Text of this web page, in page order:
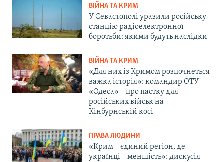
ВІЙНА ТА КРИМ
У Севастополі уразили російську
станцію радіоелектронної
боротьби: якими будуть наслідки
ВІЙНА ТА КРИМ
«Для них із Кримом розпочнеться
важка історія»: командир ОТУ
«Одеса» – про пастку для
російських військ на
Кінбурнській косі
ПРАВА ЛЮДИНИ
«Крим – єдиний регіон, де
українці – меншість»: дискусія